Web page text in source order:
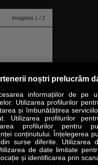
Imaginea 1 / 2
MEET THE CEO
Servicii
noștri prelucrăm
informațiilor de pe
Utilizarea profilurilor
și îmbunătățirea
Utilizarea profilurilor
profilurilor pentru
conținutului. Înțelegerea
surse diferite. Utilizarea
de date limitate
și identificarea prin